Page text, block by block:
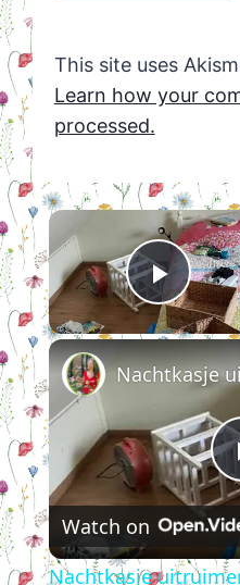
This site uses
Learn how your
processed.
Play
Watch on
Nachtkasje